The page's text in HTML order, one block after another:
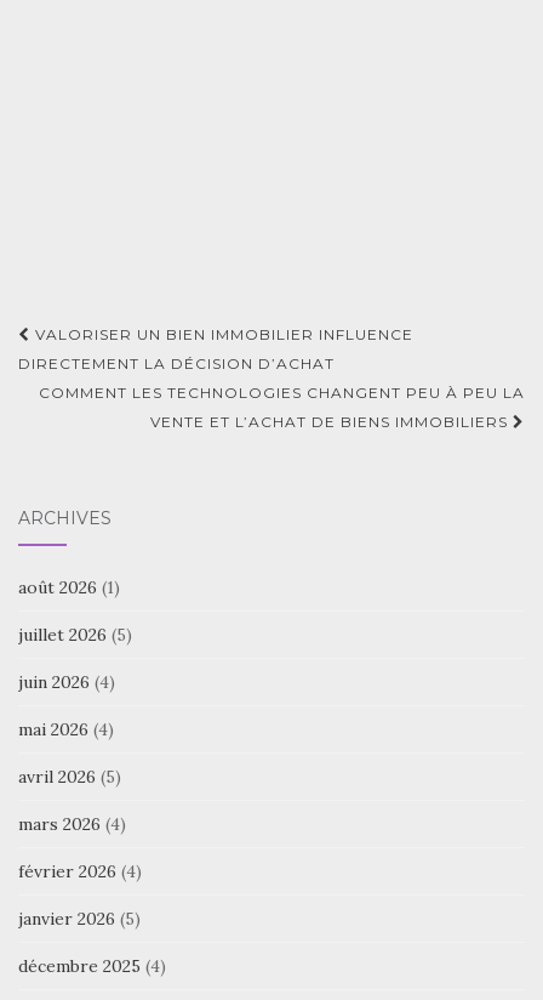
Navigation
d'article
VALORISER UN BIEN IMMOBILIER INFLUENCE
DIRECTEMENT LA DÉCISION D’ACHAT
COMMENT LES TECHNOLOGIES CHANGENT PEU À PEU LA
VENTE ET L’ACHAT DE BIENS IMMOBILIERS
ARCHIVES
août 2026 (1)
juillet 2026 (5)
juin 2026 (4)
mai 2026 (4)
avril 2026 (5)
mars 2026 (4)
février 2026 (4)
janvier 2026 (5)
décembre 2025 (4)